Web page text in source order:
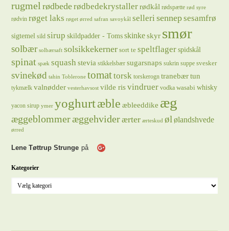
rugmel rødbederødbedekrystallerrødkål rødspætte rød syre
rødvin røget laks røget ørred safran savoykål sellerisennepsesamfrø
sigtemel sild sirup skildpadder - Toms skinke skyr smør
solbær solbærsaft solsikkekerner sort te speltflager spidskål
spinat spæk squash stevia stikkelsbær sugarsnaps sukrin suppe svesker
svinekød tahin Toblerone tomattorsk torskerogn tranebærtun
tykmælk valnødder vesterhavsost vilde ris vindruer vodka wasabi whisky
yacon sirup ymer yoghurtæble æbleeddike æg
æggeblommeræggehviderærter ærteskud øl ølandshvede
ørred
Lene Tøttrup Strunge på
Kategorier